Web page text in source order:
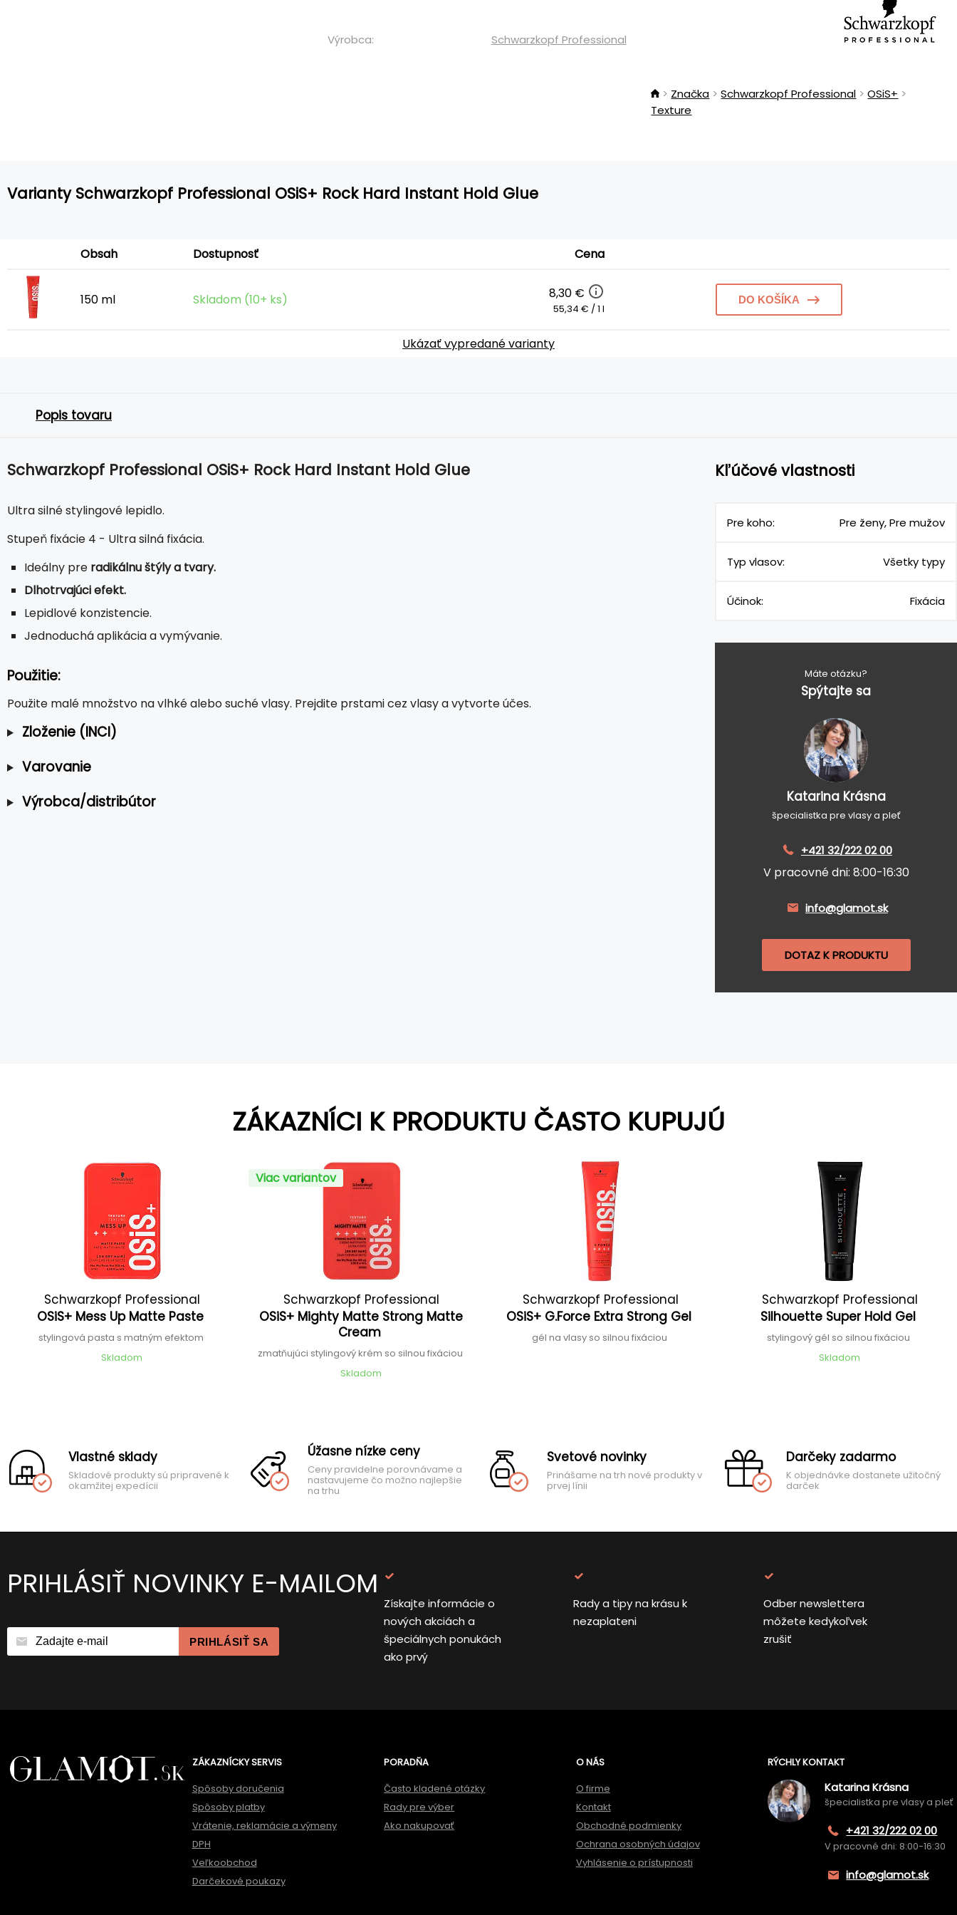
Výrobca: Schwarzkopf Professional
Značka Schwarzkopf Professional
OSiS+
Texture
Varianty Schwarzkopf Professional OSiS+ Rock Hard Instant Hold Glue
Obsah Dostupnosť Cena
150 ml Skladom (10+ ks) 8,30 €
55,34 € / 1 l
DO KOŠÍKA
Ukázať vypredané varianty
Popis tovaru
Schwarzkopf Professional OSiS+ Rock Hard Instant Hold Glue
Ultra silné stylingové lepidlo.
Stupeň fixácie 4 - Ultra silná fixácia.
Ideálny pre radikálnu štýly a tvary.
Dlhotrvajúci efekt.
Lepidlové konzistencie.
Jednoduchá aplikácia a vymývanie.
Použitie:
Použite malé množstvo na vlhké alebo suché vlasy. Prejdite prstami cez vlasy a vytvorte účes.
Zloženie (INCI)
Varovanie
Výrobca/distribútor
Kľúčové vlastnosti
Pre koho: Pre ženy, Pre mužov
Typ vlasov: Všetky typy
Účinok: Fixácia
Máte otázku?
Spýtajte sa
Katarina Krásna
špecialistka pre vlasy a pleť
+421 32/222 02 00
V pracovné dni: 8:00-16:30
info@glamot.sk
DOTAZ K PRODUKTU
ZÁKAZNÍCI K PRODUKTU ČASTO KUPUJÚ
Schwarzkopf Professional
OSiS+ Mess Up Matte Paste
stylingová pasta s matným efektom
Skladom
Viac variantov
Schwarzkopf Professional
OSiS+ Mighty Matte Strong Matte
Cream
zmatňujúci stylingový krém so silnou fixáciou
Skladom
Schwarzkopf Professional
OSiS+ G.Force Extra Strong Gel
gél na vlasy so silnou fixáciou
Schwarzkopf Professional
Silhouette Super Hold Gel
stylingový gél so silnou fixáciou
Skladom
Vlastné sklady
Skladové produkty sú pripravené k
okamžitej expedícii
Úžasne nízke ceny
Ceny pravidelne porovnávame a
nastavujeme čo možno najlepšie
na trhu
Svetové novinky
Prinášame na trh nové produkty v
prvej línii
Darčeky zadarmo
K objednávke dostanete užitočný
darček
PRIHLÁSIŤ NOVINKY E-MAILOM
PRIHLÁSIŤ SA
Získajte informácie o
nových akciách a
špeciálnych ponukách
ako prvý
Rady a tipy na krásu k
nezaplateni
Odber newslettera
môžete kedykoľvek
zrušiť
ZÁKAZNÍCKY SERVIS
Spôsoby doručenia
Spôsoby platby
Vrátenie, reklamácie a výmeny
DPH
Veľkoobchod
Darčekové poukazy
PORADŇA
Často kladené otázky
Rady pre výber
Ako nakupovať
O NÁS
O firme
Kontakt
Obchodné podmienky
Ochrana osobných údajov
Vyhlásenie o prístupnosti
RÝCHLY KONTAKT
Katarina Krásna
špecialistka pre vlasy a pleť
+421 32/222 02 00
V pracovné dni: 8:00-16:30
info@glamot.sk